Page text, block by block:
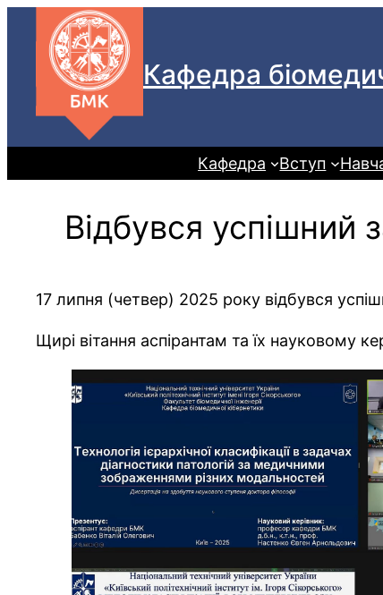
Перейти
вмісту
Кафедра
Кафедра Вступ
Відбувся успішний
17 липня (четвер) 2025 року відбувся
Щирі вітання аспірантам та їх науковому